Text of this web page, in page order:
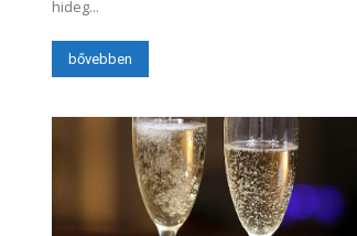
hideg...
bővebben